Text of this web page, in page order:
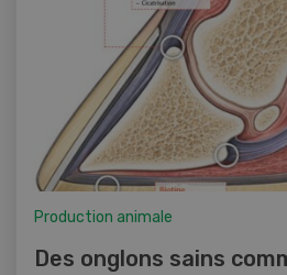
Production animale
Des onglons sains